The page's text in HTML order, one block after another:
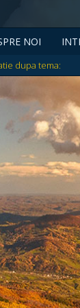
NOI
dupa tema:
10 lei
proprietatii: